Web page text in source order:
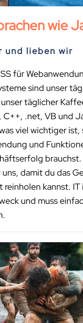
wie
und lieben wir
für
sind unser
täglicher
C++, .net, VB und
viel wichtiger ist,
und
brauchst.
damit du das
reinholen kannst. IT
und muss